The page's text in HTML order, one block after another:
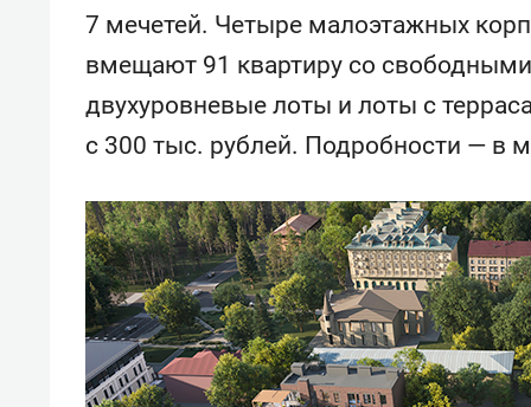
7 мечетей. Четыре малоэтажных
вмещают 91 квартиру со
двухуровневые лоты и лоты с
с 300 тыс. рублей. Подробности — в